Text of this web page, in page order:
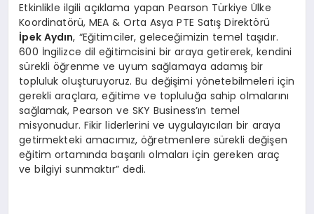
Etkinlikle ilgili açıklama yapan Pearson Türkiye Ülke
Koordinatörü, MEA & Orta Asya PTE Satış Direktörü
İpek Aydın, “Eğitimciler, geleceğimizin temel taşıdır.
600 İngilizce dil eğitimcisini bir araya getirerek, kendini
sürekli öğrenme ve uyum sağlamaya adamış bir
topluluk oluşturuyoruz. Bu değişimi yönetebilmeleri için
gerekli araçlara, eğitime ve topluluğa sahip olmalarını
sağlamak, Pearson ve SKY Business’ın temel
misyonudur. Fikir liderlerini ve uygulayıcıları bir araya
getirmekteki amacımız, öğretmenlere sürekli değişen
eğitim ortamında başarılı olmaları için gereken araç
ve bilgiyi sunmaktır” dedi.